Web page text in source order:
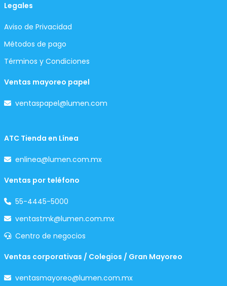
Legales
Aviso de Privacidad
Métodos de pago
Términos y Condiciones
Ventas mayoreo papel
ventaspapel@lumen.com
ATC Tienda en Línea
enlinea@lumen.com.mx
Ventas por teléfono
55-4445-5000
ventastmk@lumen.com.mx
Centro de negocios
Ventas corporativas / Colegios / Gran Mayoreo
ventasmayoreo@lumen.com.mx